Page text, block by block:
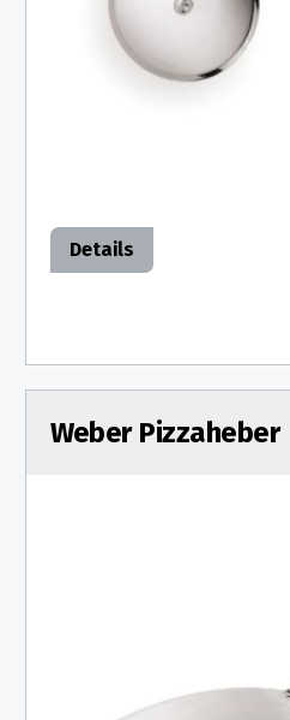
Details
Weber Pizzaheber